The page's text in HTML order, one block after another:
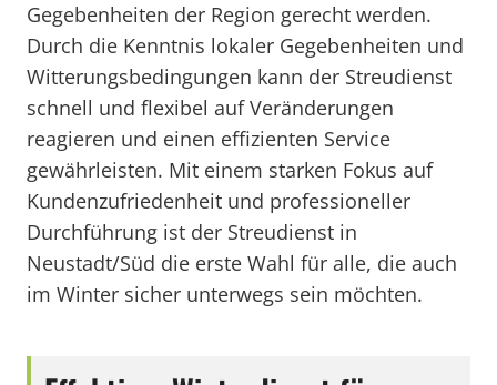
Gegebenheiten der Region gerecht werden.
Durch die Kenntnis lokaler Gegebenheiten und
Witterungsbedingungen kann der Streudienst
schnell und flexibel auf Veränderungen
reagieren und einen effizienten Service
gewährleisten. Mit einem starken Fokus auf
Kundenzufriedenheit und professioneller
Durchführung ist der Streudienst in
Neustadt/Süd die erste Wahl für alle, die auch
im Winter sicher unterwegs sein möchten.